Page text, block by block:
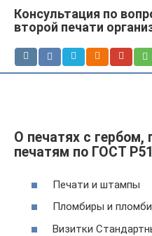
Консультация по
второй печати
О печатях с гербом,
печатям по ГОСТ
Печати и штампы
Пломбиры и
Визитки